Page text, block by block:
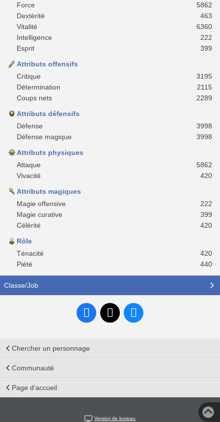
Force
5862
Dextérité
463
Vitalité
6360
Intelligence
222
Esprit
399
Attributs offensifs
Critique
3195
Détermination
2115
Coups nets
2289
Attributs défensifs
Défense
3998
Défense magique
3998
Attributs physiques
Attaque
5862
Vivacité
420
Attributs magiques
Magie offensive
222
Magie curative
399
Célérité
420
Rôle
Ténacité
420
Piété
440
Classe/Job
Chercher un personnage
Communauté
Page d'accueil
Version de bureau